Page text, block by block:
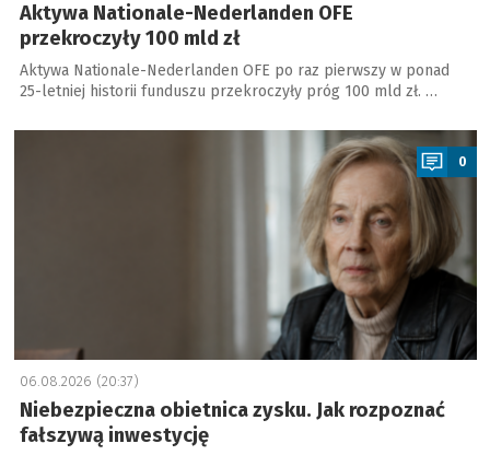
Aktywa Nationale-Nederlanden OFE
przekroczyły 100 mld zł
Aktywa Nationale-Nederlanden OFE po raz pierwszy w ponad
25-letniej historii funduszu przekroczyły próg 100 mld zł. …
a
0
06.08.2026 (20:37)
Niebezpieczna obietnica zysku. Jak rozpoznać
fałszywą inwestycję